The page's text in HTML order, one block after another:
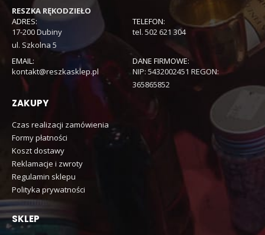
RESZKA RĘKODZIEŁO
ADRES:
17-200 Dubiny
ul. Szkolna 5
TELEFON:
tel. 502 621 304
EMAIL:
kontakt@reszkasklep.pl
DANE FIRMOWE:
NIP: 5432002451 REGON:
365865852
ZAKUPY
Czas realizacji zamówienia
Formy płatności
Koszt dostawy
Reklamacje i zwroty
Regulamin sklepu
Polityka prywatności
SKLEP